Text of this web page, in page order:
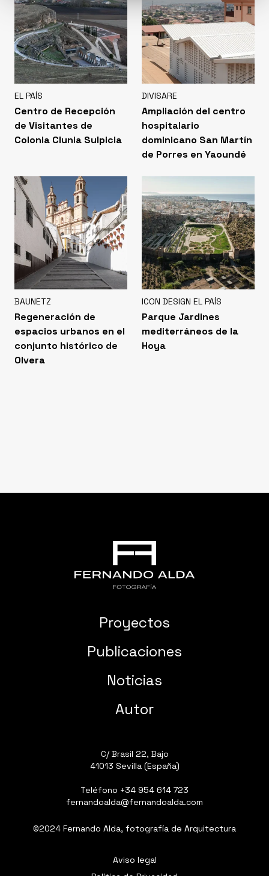
EL PAÍS
Centro de Recepción
de Visitantes de
Colonia Clunia Sulpicia
DIVISARE
Ampliación del centro
hospitalario
dominicano San Martín
de Porres en Yaoundé
BAUNETZ
Regeneración de
espacios urbanos en el
conjunto histórico de
Olvera
ICON DESIGN EL PAÍS
Parque Jardines
mediterráneos de la
Hoya
Proyectos
Publicaciones
Noticias
Autor
C/ Brasil 22, Bajo
41013 Sevilla (España)
Teléfono +34 954 614 723
fernandoalda@fernandoalda.com
©2024 Fernando Alda, fotografía de Arquitectura
Aviso legal